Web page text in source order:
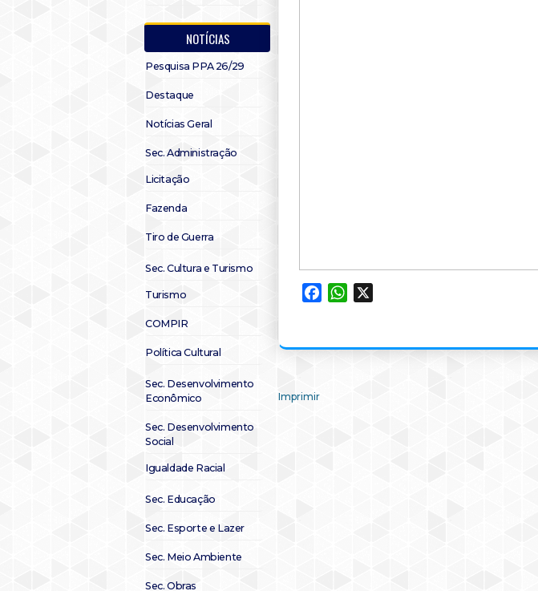
NOTÍCIAS
Pesquisa PPA 26/29
Destaque
Notícias Geral
Sec. Administração
Licitação
Fazenda
Tiro de Guerra
Sec. Cultura e Turismo
Turismo
COMPIR
Política Cultural
Sec. Desenvolvimento
Econômico
Sec. Desenvolvimento
Social
Igualdade Racial
Sec. Educação
Sec. Esporte e Lazer
Sec. Meio Ambiente
Sec. Obras
FacebookWhatsApp
Imprimir